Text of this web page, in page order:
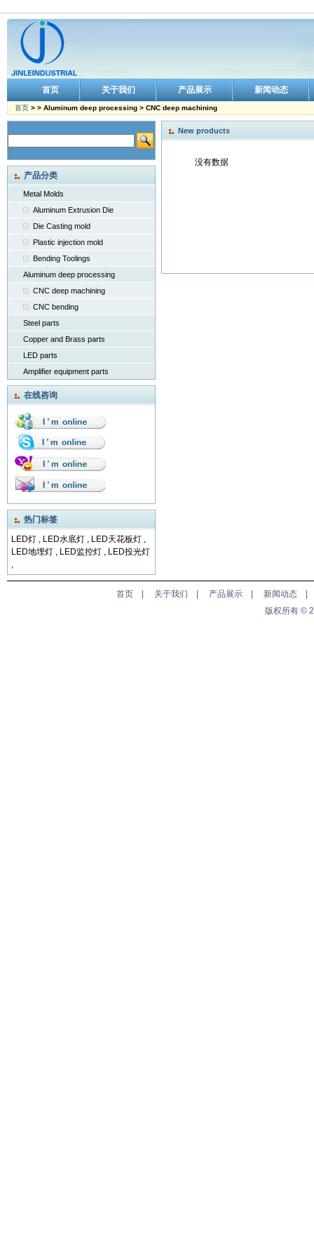
首页 关于我们 产品展示 新闻动态
首页 > > Aluminum deep processing > CNC deep machining
产品分类
Metal Molds
Aluminum Extrusion Die
Die Casting mold
Plastic injection mold
Bending Toolings
Aluminum deep processing
CNC deep machining
CNC bending
Steel parts
Copper and Brass parts
LED parts
Amplifier equipment parts
在线咨询
热门标签
LED灯 , LED水底灯 , LED天花板灯 ,
LED地埋灯 , LED监控灯 , LED投光灯
,
New products
没有数据
首页 关于我们 产品展示 新闻动态
版权所有 ©